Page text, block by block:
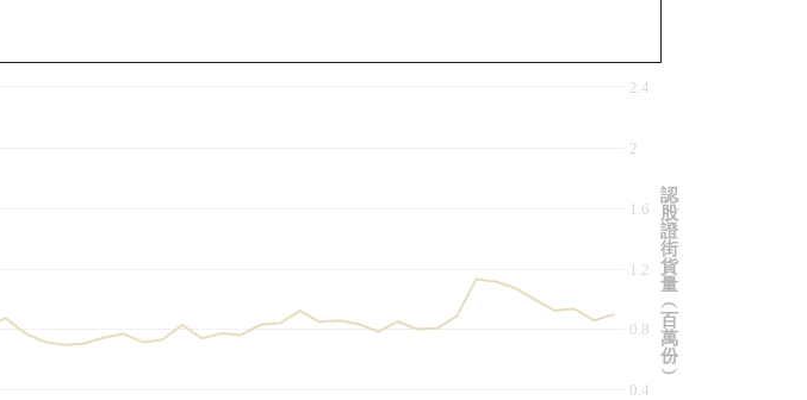
0.4
0.8
1.2
1.6
2
2.4
認
股
證
街
貨
量
︵
百
萬
份
︶